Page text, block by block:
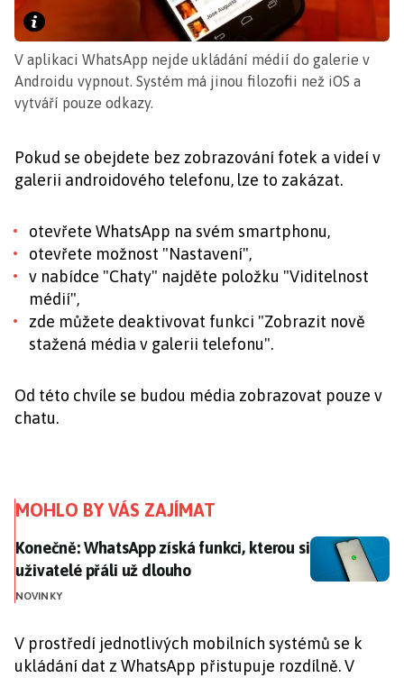
V aplikaci WhatsApp nejde ukládání médií do galerie v
Androidu vypnout. Systém má jinou filozofii než iOS a
vytváří pouze odkazy.
Pokud se obejdete bez zobrazování fotek a videí v
galerii androidového telefonu, lze to zakázat.
otevřete WhatsApp na svém smartphonu,
otevřete možnost "Nastavení",
v nabídce "Chaty" najděte položku "Viditelnost
médií",
zde můžete deaktivovat funkci "Zobrazit nově
stažená média v galerii telefonu".
Od této chvíle se budou média zobrazovat pouze v
chatu.
MOHLO BY VÁS ZAJÍMAT
Konečně: WhatsApp získá funkci, kterou si uživatelé
Konečně: WhatsApp získá funkci, kterou si
uživatelé přáli už dlouho
NOVINKY
V prostředí jednotlivých mobilních systémů se k
ukládání dat z WhatsApp přistupuje rozdílně. V